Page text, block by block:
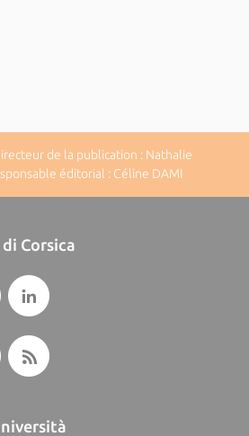
de la publication : Nathalie
éditorial : Céline DAMI
Corsica